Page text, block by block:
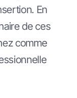
En
de ces
comme